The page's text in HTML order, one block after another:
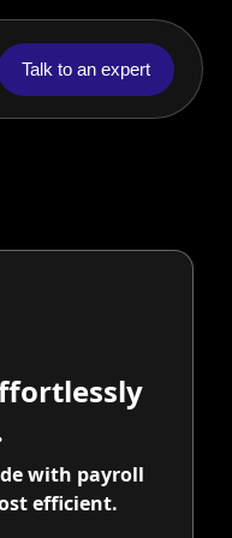
Talk to an expert
with payroll
efficient.